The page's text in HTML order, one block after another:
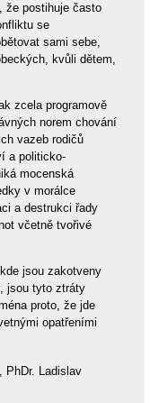
že postihuje často
se
sami sebe,
kvůli dětem,
zcela programově
norem chování
vazeb rodičů
a politicko-
mocenská
v morálce
a destrukci řady
včetně tvořivé
jsou zakotveny
jsou tyto ztráty
proto, že jde
opatřeními
PhDr. Ladislav